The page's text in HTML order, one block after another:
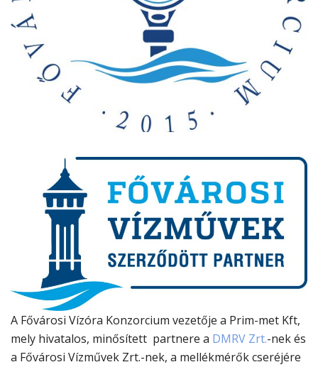
A Fővárosi Vízóra Konzorcium vezetője a Prim-met Kft,
mely hivatalos, minősített partnere a DMRV Zrt.-nek és
a Fővárosi Vízművek Zrt.-nek, a mellékmérők cseréjére